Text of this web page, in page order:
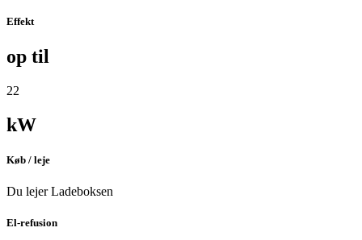
Effekt
op til
22
kW
Køb / leje
Du lejer Ladeboksen
El-refusion